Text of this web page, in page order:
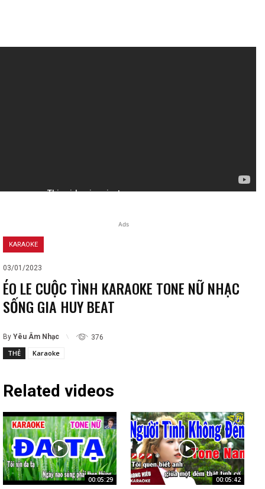
Ads
KARAOKE
03/01/2023
ÉO LE CUỘC TÌNH KARAOKE TONE NỮ NHẠC
SỐNG GIA HUY BEAT
By Yêu Âm Nhạc 376
THẺ Karaoke
Related videos
00:05:29 00:05:42